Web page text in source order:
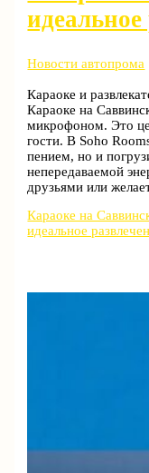
идеальное
Новости автопрома
Караоке и
Караоке на
микрофоном. Это
гости. В Soho
пением, но и
непередаваемой
друзьями или
Караоке на
идеальное